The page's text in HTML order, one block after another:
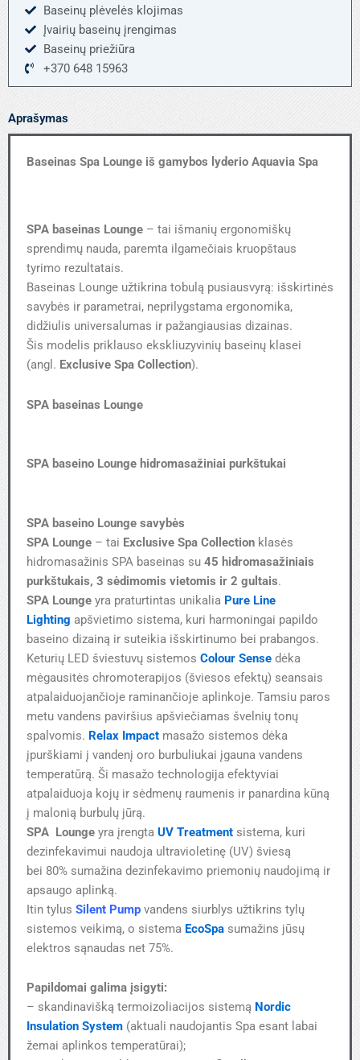
Baseinų plėvelės klojimas
Įvairių baseinų įrengimas
Baseinų priežiūra
+370 648 15963
Aprašymas
Baseinas Spa Lounge iš gamybos lyderio Aquavia Spa
SPA baseinas Lounge – tai išmanių ergonomiškų
sprendimų nauda, paremta ilgamečiais kruopštaus
tyrimo rezultatais.
Baseinas Lounge užtikrina tobulą pusiausvyrą: išskirtinės
savybės ir parametrai, neprilygstama ergonomika,
didžiulis universalumas ir pažangiausias dizainas.
Šis modelis priklauso ekskliuzyvinių baseinų klasei
(angl. Exclusive Spa Collection).
SPA baseinas Lounge
SPA baseino Lounge hidromasažiniai purkštukai
SPA baseino Lounge savybės
SPA Lounge – tai Exclusive Spa Collection klasės
hidromasažinis SPA baseinas su 45 hidromasažiniais
purkštukais, 3 sėdimomis vietomis ir 2 gultais.
SPA Lounge yra praturtintas unikalia Pure Line
Lighting apšvietimo sistema, kuri harmoningai papildo
baseino dizainą ir suteikia išskirtinumo bei prabangos.
Keturių LED šviestuvų sistemos Colour Sense dėka
mėgausitės chromoterapijos (šviesos efektų) seansais
atpalaiduojančioje raminančioje aplinkoje. Tamsiu paros
metu vandens paviršius apšviečiamas švelnių tonų
spalvomis. Relax Impact masažo sistemos dėka
įpurškiami į vandenį oro burbuliukai įgauna vandens
temperatūrą. Ši masažo technologija efektyviai
atpalaiduoja kojų ir sėdmenų raumenis ir panardina kūną
į malonią burbulų jūrą.
SPA Lounge yra įrengta UV Treatment sistema, kuri
dezinfekavimui naudoja ultravioletinę (UV) šviesą
bei 80% sumažina dezinfekavimo priemonių naudojimą ir
apsaugo aplinką.
Itin tylus Silent Pump vandens siurblys užtikrins tylų
sistemos veikimą, o sistema EcoSpa sumažins jūsų
elektros sąnaudas net 75%.
Papildomai galima įsigyti:
– skandinavišką termoizoliacijos sistemą Nordic
Insulation System (aktuali naudojantis Spa esant labai
žemai aplinkos temperatūrai);